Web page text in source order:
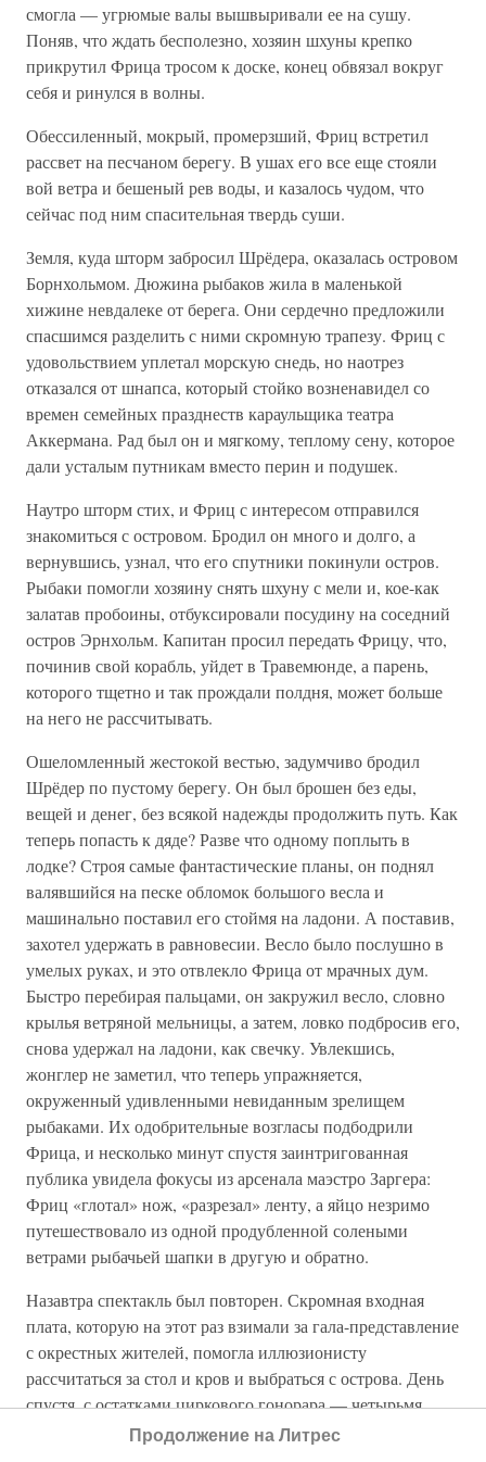
смогла — угрюмые валы вышвыривали ее на сушу.
Поняв, что ждать бесполезно, хозяин шхуны крепко
прикрутил Фрица тросом к доске, конец обвязал вокруг
себя и ринулся в волны.
Обессиленный, мокрый, промерзший, Фриц встретил
рассвет на песчаном берегу. В ушах его все еще стояли
вой ветра и бешеный рев воды, и казалось чудом, что
сейчас под ним спасительная твердь суши.
Земля, куда шторм забросил Шрёдера, оказалась островом
Борнхольмом. Дюжина рыбаков жила в маленькой
хижине невдалеке от берега. Они сердечно предложили
спасшимся разделить с ними скромную трапезу. Фриц с
удовольствием уплетал морскую снедь, но наотрез
отказался от шнапса, который стойко возненавидел со
времен семейных празднеств караульщика театра
Аккермана. Рад был он и мягкому, теплому сену, которое
дали усталым путникам вместо перин и подушек.
Наутро шторм стих, и Фриц с интересом отправился
знакомиться с островом. Бродил он много и долго, а
вернувшись, узнал, что его спутники покинули остров.
Рыбаки помогли хозяину снять шхуну с мели и, кое-как
залатав пробоины, отбуксировали посудину на соседний
остров Эрнхольм. Капитан просил передать Фрицу, что,
починив свой корабль, уйдет в Травемюнде, а парень,
которого тщетно и так прождали полдня, может больше
на него не рассчитывать.
Ошеломленный жестокой вестью, задумчиво бродил
Шрёдер по пустому берегу. Он был брошен без еды,
вещей и денег, без всякой надежды продолжить путь. Как
теперь попасть к дяде? Разве что одному поплыть в
лодке? Строя самые фантастические планы, он поднял
валявшийся на песке обломок большого весла и
машинально поставил его стоймя на ладони. А поставив,
захотел удержать в равновесии. Весло было послушно в
умелых руках, и это отвлекло Фрица от мрачных дум.
Быстро перебирая пальцами, он закружил весло, словно
крылья ветряной мельницы, а затем, ловко подбросив его,
снова удержал на ладони, как свечку. Увлекшись,
жонглер не заметил, что теперь упражняется,
окруженный удивленными невиданным зрелищем
рыбаками. Их одобрительные возгласы подбодрили
Фрица, и несколько минут спустя заинтригованная
публика увидела фокусы из арсенала маэстро Заргера:
Фриц «глотал» нож, «разрезал» ленту, а яйцо незримо
путешествовало из одной продубленной солеными
ветрами рыбачьей шапки в другую и обратно.
Назавтра спектакль был повторен. Скромная входная
плата, которую на этот раз взимали за гала-представление
с окрестных жителей, помогла иллюзионисту
рассчитаться за стол и кров и выбраться с острова. День
спустя, с остатками циркового гонорара — четырьмя
шиллингами в кармане, Шрёдер покинул гостеприимных
Продолжение на Литрес